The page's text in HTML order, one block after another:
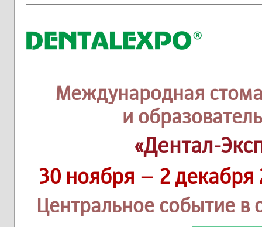
Международная
и
«Дентал-
30 ноября – 2 декабря
Центральное событие в